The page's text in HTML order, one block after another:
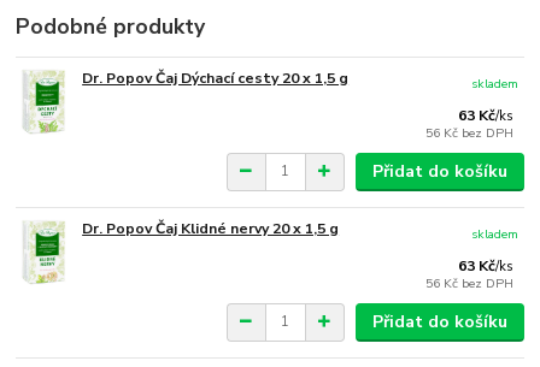
Podobné produkty
Dr. Popov Čaj Dýchací cesty 20 x 1,5 g
63 Kč/ks
56 Kč bez DPH
skladem
Přidat do košíku
Dr. Popov Čaj Klidné nervy 20 x 1,5 g
63 Kč/ks
56 Kč bez DPH
skladem
Přidat do košíku